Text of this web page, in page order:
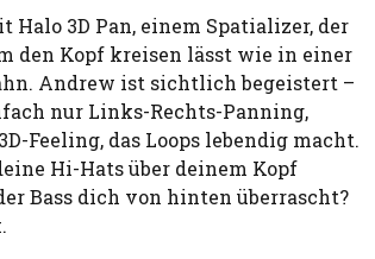
Halo 3D Pan, einem Spatializer, der
den Kopf kreisen lässt wie in einer
Andrew ist sichtlich begeistert –
nur Links-Rechts-Panning,
Feeling, das Loops lebendig macht.
Hi-Hats über deinem Kopf
Bass dich von hinten überrascht?